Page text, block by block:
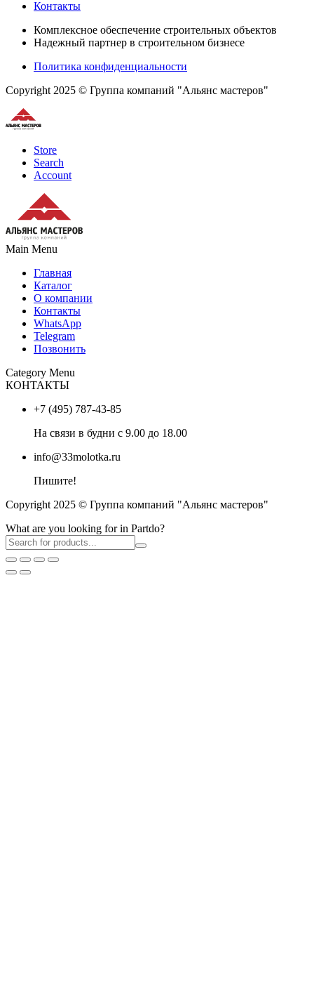
Контакты
Комплексное обеспечение строительных объектов
Надежный партнер в строительном бизнесе
Политика конфиденциальности
Copyright 2025 © Группа компаний "Альянс мастеров"
Store
Search
Account
Main Menu
Главная
Каталог
О компании
Контакты
WhatsApp
Telegram
Позвонить
Category Menu
КОНТАКТЫ
+7 (495) 787-43-85
На связи в будни с 9.00 до 18.00
info@33molotka.ru
Пишите!
Copyright 2025 © Группа компаний "Альянс мастеров"
What are you looking for in Partdo?